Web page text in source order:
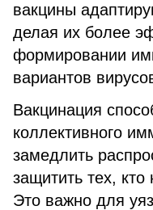
вакцины
делая их более
формировании
вариантов
Вакцинация
коллективного
замедлить
защитить тех,
Это важно для